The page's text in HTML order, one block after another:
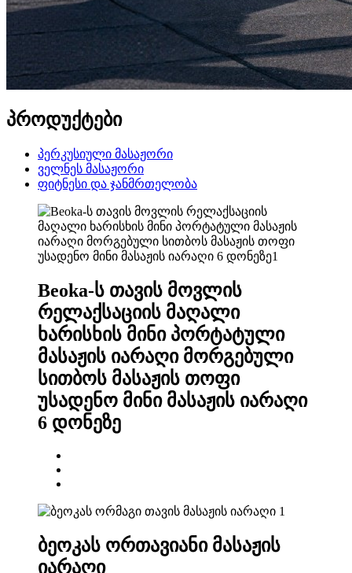
პროდუქტები
პერკუსიული მასაჟორი
ველნეს მასაჟორი
ფიტნესი და ჯანმრთელობა
Beoka-ს თავის მოვლის
რელაქსაციის მაღალი
ხარისხის მინი პორტატული
მასაჟის იარაღი მორგებული
სითბოს მასაჟის თოფი
უსადენო მინი მასაჟის იარაღი
6 დონეზე
ბეოკას ორთავიანი მასაჟის
იარაღი